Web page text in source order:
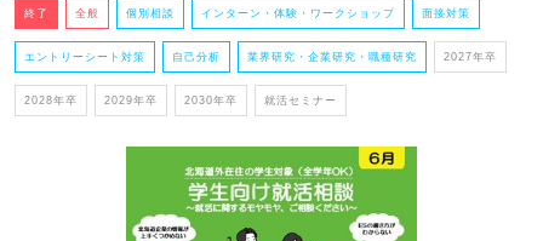
終了 全般 個別相談 インターン・体験・ワークショップ 面接対策
エントリーシート対策 自己分析 業界研究・企業研究・職種研究 2027年卒
2028年卒 2029年卒 2030年卒 就活セミナー